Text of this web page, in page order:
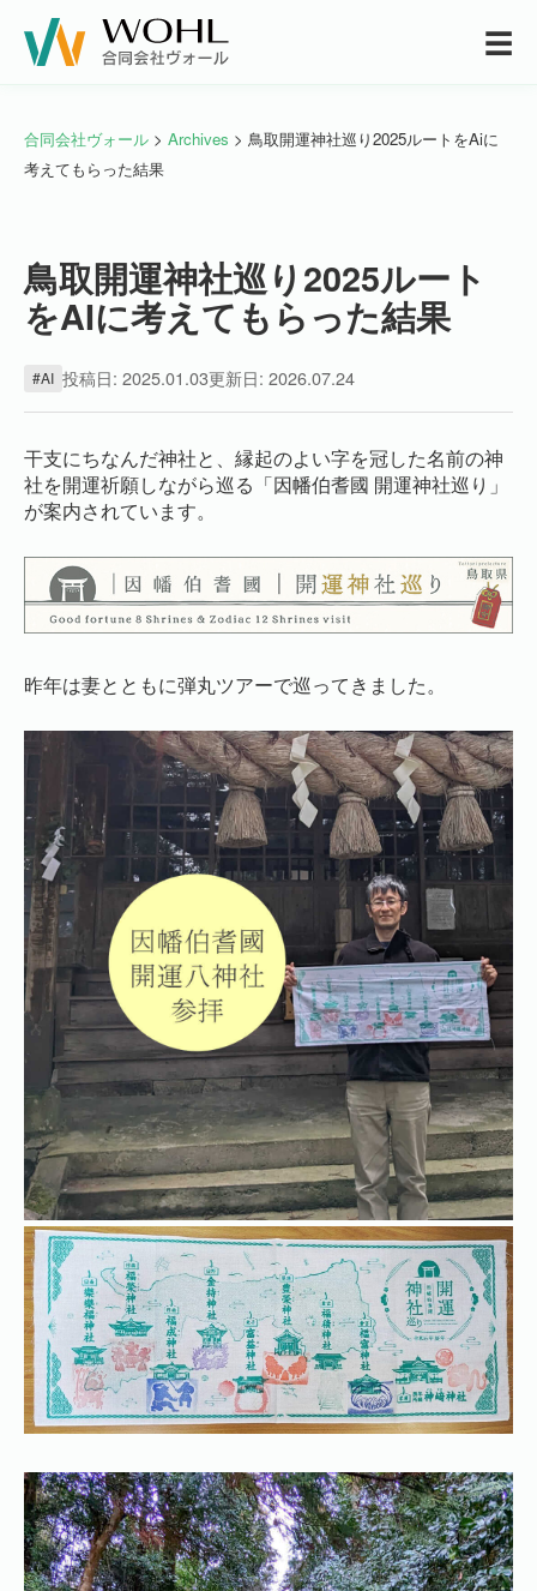
☰
合同会社ヴォール > Archives > 鳥取開運神社巡り2025ルートをAiに
考えてもらった結果
鳥取開運神社巡り2025ルート
をAIに考えてもらった結果
#AI 投稿日: 2025.01.03更新日: 2026.07.24
干支にちなんだ神社と、縁起のよい字を冠した名前の神
社を開運祈願しながら巡る「因幡伯耆國 開運神社巡り」
が案内されています。
昨年は妻とともに弾丸ツアーで巡ってきました。